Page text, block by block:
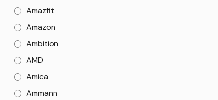
Amazfit
Amazon
Ambition
AMD
Amica
Ammann